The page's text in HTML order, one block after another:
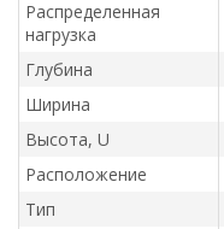
Распределенная
нагрузка
Глубина
Ширина
Высота, U
Расположение
Тип